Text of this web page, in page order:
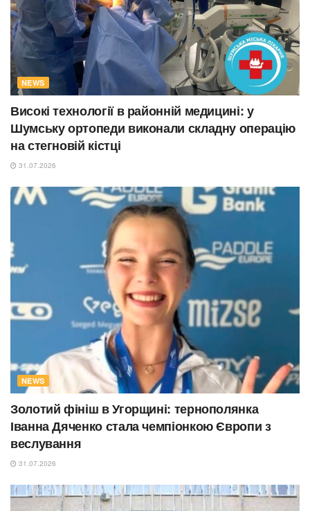
NEWS
Високі технології в районній медицині: у
Шумську ортопеди виконали складну операцію
на стегновій кістці
31.07.2026
NEWS
Золотий фініш в Угорщині: тернополянка
Іванна Дяченко стала чемпіонкою Європи з
веслування
31.07.2026